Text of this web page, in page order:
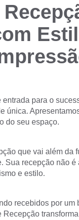
para o
única.
do seu espaço.
que vai além da
Sua recepção não
e estilo.
recebidos por